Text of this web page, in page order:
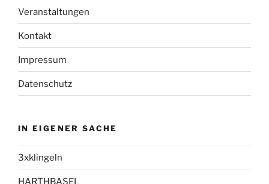
Veranstaltungen
Kontakt
Impressum
Datenschutz
IN EIGENER SACHE
3xklingeln
HARTHBASEL